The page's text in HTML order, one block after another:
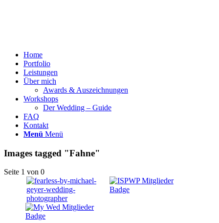
Home
Portfolio
Leistungen
Über mich
Awards & Auszeichnungen
Workshops
Der Wedding – Guide
FAQ
Kontakt
Menü Menü
Images tagged "Fahne"
Seite 1 von 0